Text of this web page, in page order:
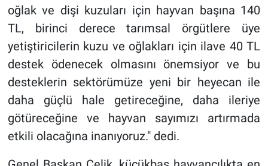
oğlak ve dişi kuzuları için hayvan başına 140
TL, birinci derece tarımsal örgütlere üye
yetiştiricilerin kuzu ve oğlakları için ilave 40 TL
destek ödenecek olmasını önemsiyor ve bu
desteklerin sektörümüze yeni bir heyecan ile
daha güçlü hale getireceğine, daha ileriye
götüreceğine ve hayvan sayımızı artırmada
etkili olacağına inanıyoruz." dedi.